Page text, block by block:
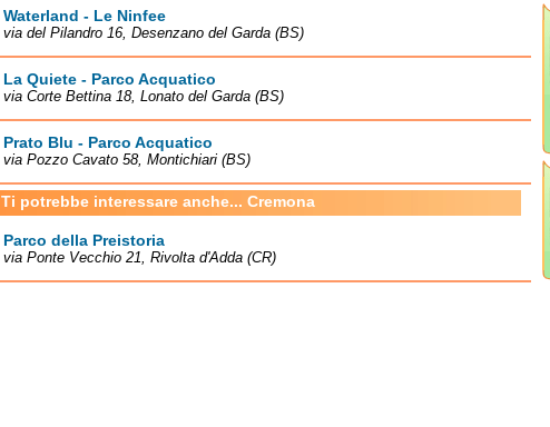
Waterland - Le Ninfee
via del Pilandro 16, Desenzano del Garda (BS)
La Quiete - Parco Acquatico
via Corte Bettina 18, Lonato del Garda (BS)
Prato Blu - Parco Acquatico
via Pozzo Cavato 58, Montichiari (BS)
Ti potrebbe interessare anche... Cremona
Parco della Preistoria
via Ponte Vecchio 21, Rivolta d'Adda (CR)